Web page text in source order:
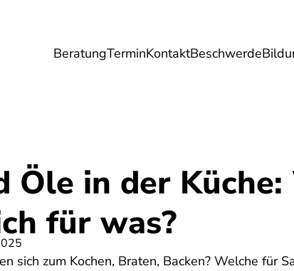
BeratungTerminKontaktBeschwerde
Umwelt Gesundheit Energie
Öle in der
für was?
sich zum Kochen, Braten, Backen? Welche für